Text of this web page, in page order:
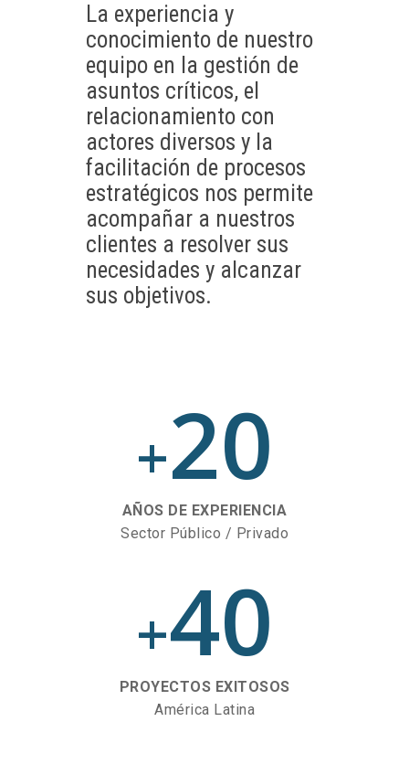
La experiencia y
conocimiento de nuestro
equipo en la gestión de
asuntos críticos, el
relacionamiento con
actores diversos y la
facilitación de procesos
estratégicos nos permite
acompañar a nuestros
clientes a resolver sus
necesidades y alcanzar
sus objetivos.
+20
AÑOS DE EXPERIENCIA
Sector Público / Privado
+40
PROYECTOS EXITOSOS
América Latina